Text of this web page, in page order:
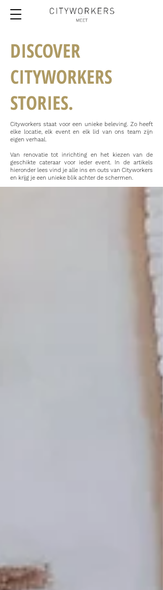
DISCOVER
CITYWORKERS
STORIES.
Cityworkers staat voor een unieke beleving. Zo heeft
elke locatie, elk event en elk lid van ons team zijn
eigen verhaal.
Van renovatie tot inrichting en het kiezen van de
geschikte cateraar voor ieder event. In de artikels
hieronder lees vind je alle ins en outs van Cityworkers
en krijg je een unieke blik achter de schermen.